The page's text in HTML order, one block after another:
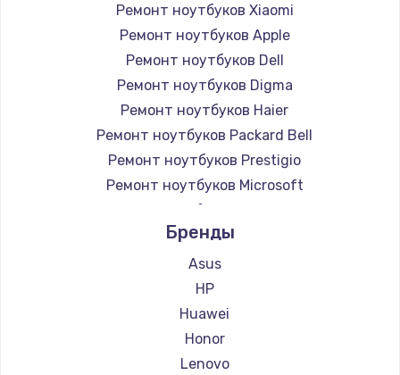
Ремонт ноутбуков Xiaomi
Ремонт ноутбуков Apple
Ремонт ноутбуков Dell
Ремонт ноутбуков Digma
Ремонт ноутбуков Haier
Ремонт ноутбуков Packard Bell
Ремонт ноутбуков Prestigio
Ремонт ноутбуков Microsoft
Ремонт ноутбуков Alienware
Ремонт ноутбуков Aquarius
Ремонт ноутбуков Gigabyte
Ремонт ноутбуков Aorus
Ремонт ноутбуков Maibenben
Ремонт ноутбуков Getac
Ремонт ноутбуков Epson
Бренды
Asus
HP
Huawei
Honor
Lenovo